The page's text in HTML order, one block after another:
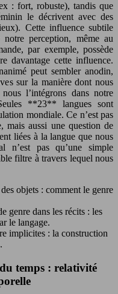
: fort, robuste), tandis que
le décrivent avec des
Cette influence subtile
perception, même au
par exemple, possède
davantage cette influence.
peut sembler anodin,
sur la manière dont nous
l’intégrons dans notre
**23** langues sont
mondiale. Ce n’est pas
mais aussi une question de
liées à la langue que nous
n’est pas qu’une simple
filtre à travers lequel nous
objets : comment le genre
genre dans les récits : les
le langage.
implicites : la construction
temps : relativité